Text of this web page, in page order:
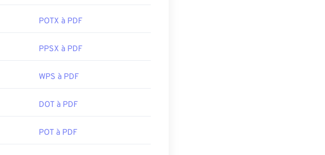
POTX à PDF
PPSX à PDF
WPS à PDF
DOT à PDF
POT à PDF